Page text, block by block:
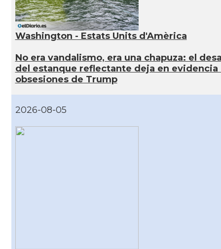
Washington - Estats Units d'Amèrica
No era vandalismo, era una chapuza: el
del estanque reflectante deja en evidencia
obsesiones de Trump
2026-08-05